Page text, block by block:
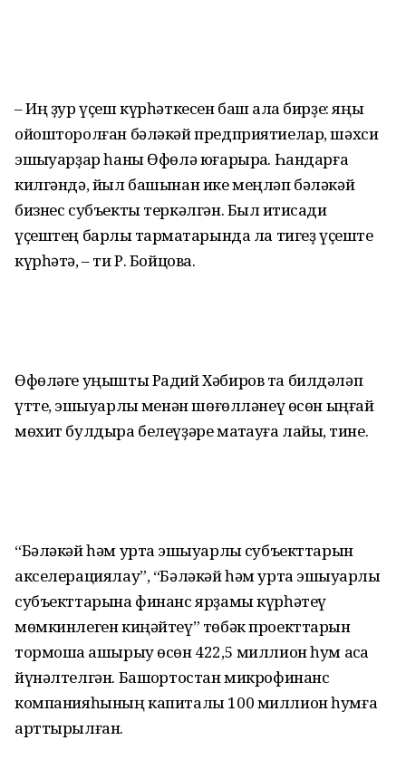
– Иң ҙур үҫеш күрһәткесен баш ҡала бирҙе: яңы
ойошторолған бәләкәй предприятиелар, шәхси
эшҡыуарҙар һаны Өфөлә юғарыраҡ. Һандарға
килгәндә, йыл башынан ике меңләп бәләкәй
бизнес субъекты теркәлгән. Был иҡтисади
үҫештең барлыҡ тармаҡтарында ла тигеҙ үҫеште
күрһәтә, – ти Р. Бойцова.
Өфөләге уңышты Радий Хәбиров та билдәләп
үтте, эшҡыуарлыҡ менән шөғөлләнеү өсөн ыңғай
мөхит булдыра белеүҙәре маҡтауға лайыҡ, тине.
“Бәләкәй һәм урта эшҡыуарлыҡ субъекттарын
акселерациялау”, “Бәләкәй һәм урта эшҡыуарлыҡ
субъекттарына финанс ярҙамы күрһәтеү
мөмкинлеген киңәйтеү” төбәк проекттарын
тормошҡа ашырыу өсөн 422,5 миллион һум аҡса
йүнәлтелгән. Башҡортостан микрофинанс
компанияһының капиталы 100 миллион һумға
арттырылған.